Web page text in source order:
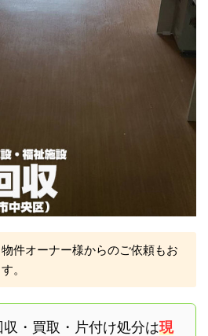
件オーナー様からのご依頼もお
。
・買取・片付け処分は現